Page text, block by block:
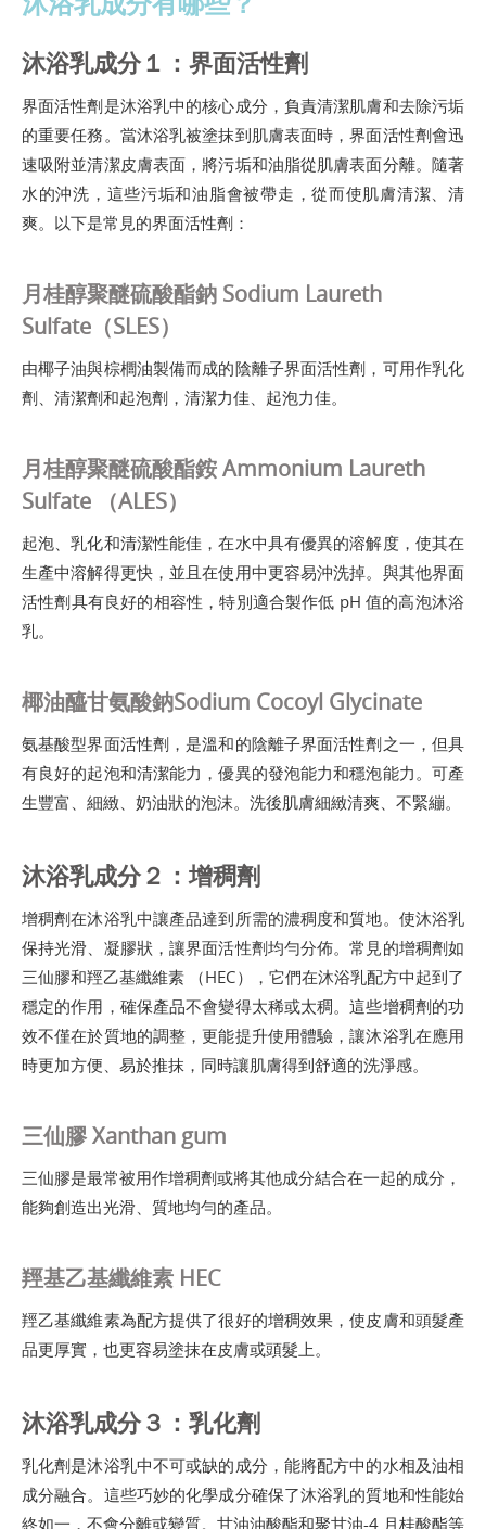
沐浴乳成分１：界面活性劑
界面活性劑是沐浴乳中的核心成分，負責清潔肌膚和去除污垢
的重要任務。當沐浴乳被塗抹到肌膚表面時，界面活性劑會迅
速吸附並清潔皮膚表面，將污垢和油脂從肌膚表面分離。隨著
水的沖洗，這些污垢和油脂會被帶走，從而使肌膚清潔、清
爽。以下是常見的界面活性劑：
月桂醇聚醚硫酸酯鈉 Sodium Laureth
Sulfate（SLES）
由椰子油與棕櫚油製備而成的陰離子界面活性劑，可用作乳化
劑、清潔劑和起泡劑，清潔力佳、起泡力佳。
月桂醇聚醚硫酸酯銨 Ammonium Laureth
Sulfate （ALES）
起泡、乳化和清潔性能佳，在水中具有優異的溶解度，使其在
生產中溶解得更快，並且在使用中更容易沖洗掉。與其他界面
活性劑具有良好的相容性，特別適合製作低 pH 值的高泡沐浴
乳。
椰油醯甘氨酸鈉Sodium Cocoyl Glycinate
氨基酸型界面活性劑，是溫和的陰離子界面活性劑之一，但具
有良好的起泡和清潔能力，優異的發泡能力和穩泡能力。可產
生豐富、細緻、奶油狀的泡沫。洗後肌膚細緻清爽、不緊繃。
沐浴乳成分２：增稠劑
增稠劑在沐浴乳中讓產品達到所需的濃稠度和質地。使沐浴乳
保持光滑、凝膠狀，讓界面活性劑均勻分佈。常見的增稠劑如
三仙膠和羥乙基纖維素 （HEC），它們在沐浴乳配方中起到了
穩定的作用，確保產品不會變得太稀或太稠。這些增稠劑的功
效不僅在於質地的調整，更能提升使用體驗，讓沐浴乳在應用
時更加方便、易於推抹，同時讓肌膚得到舒適的洗淨感。
三仙膠 Xanthan gum
三仙膠是最常被用作增稠劑或將其他成分結合在一起的成分，
能夠創造出光滑、質地均勻的產品。
羥基乙基纖維素 HEC
羥乙基纖維素為配方提供了很好的增稠效果，使皮膚和頭髮產
品更厚實，也更容易塗抹在皮膚或頭髮上。
沐浴乳成分３：乳化劑
乳化劑是沐浴乳中不可或缺的成分，能將配方中的水相及油相
成分融合。這些巧妙的化學成分確保了沐浴乳的質地和性能始
終如一，不會分離或變質。甘油油酸酯和聚甘油-4 月桂酸酯等